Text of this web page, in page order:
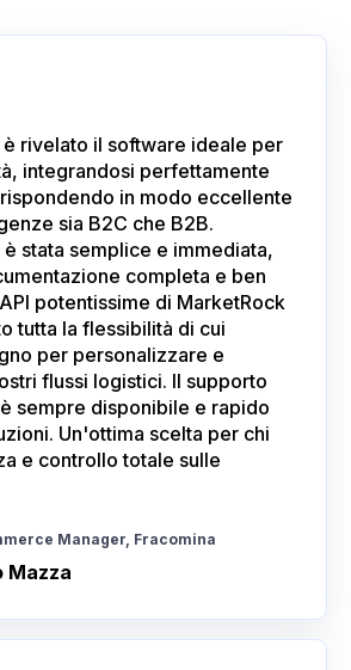
è rivelato il software ideale per
integrandosi perfettamente
in modo eccellente
sia B2C che B2B.
stata semplice e immediata,
completa e ben
potentissime di MarketRock
tutta la flessibilità di cui
per personalizzare e
flussi logistici. Il supporto
sempre disponibile e rapido
Un'ottima scelta per chi
e controllo totale sulle
Manager, Fracomina
Mazza